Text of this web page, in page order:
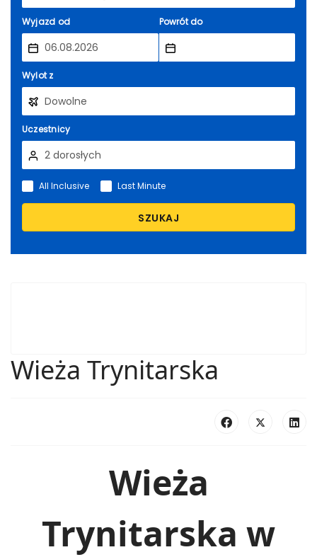
Wyjazd od Powrót do
Wylot z
Uczestnicy
SZUKAJ
All Inclusive Last Minute
Wieża Trynitarska
Wieża
Trynitarska w